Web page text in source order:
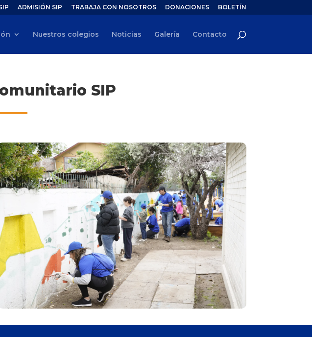
ADMISIÓN SIP TRABAJA CON NOSOTROS DONACIONES BOLETÍN
Nuestros colegios Noticias Galería Contacto
SIP